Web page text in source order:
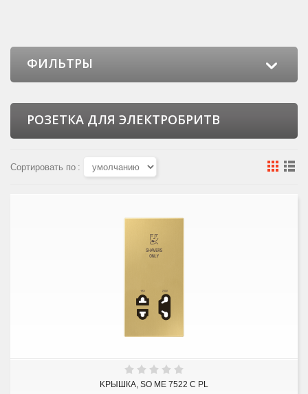
ФИЛЬТРЫ
РОЗЕТКА ДЛЯ ЭЛЕКТРОБРИТВ
Сортировать по :
KРЫШКА, SO ME 7522 C PL